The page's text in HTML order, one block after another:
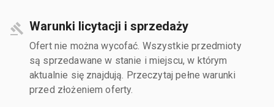
Warunki licytacji i sprzedaży
Ofert nie można wycofać. Wszystkie przedmioty
są sprzedawane w stanie i miejscu, w którym
aktualnie się znajdują. Przeczytaj pełne warunki
przed złożeniem oferty.